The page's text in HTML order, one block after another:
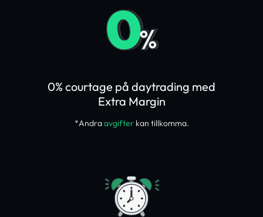
*Andraavgifterkan tillkomma.
0% courtage på daytrading med
Extra Margin